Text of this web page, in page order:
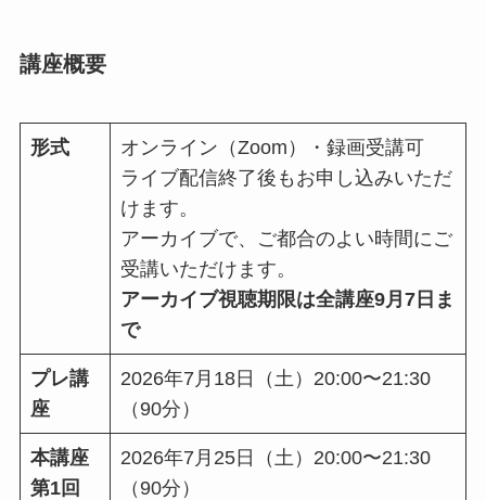
講座概要
形式
オンライン（Zoom）・録画受講可
ライブ配信終了後もお申し込みいただ
けます。
アーカイブで、ご都合のよい時間にご
受講いただけます。
アーカイブ視聴期限は全講座9月7日ま
で
プレ講
座
2026年7月18日（土）20:00〜21:30
（90分）
本講座
第1回
2026年7月25日（土）20:00〜21:30
（90分）